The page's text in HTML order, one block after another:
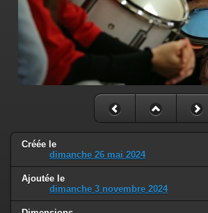
Créée le
dimanche 26 mai 2024
Ajoutée le
dimanche 3 novembre 2024